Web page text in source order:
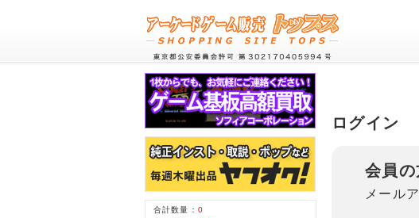
合計数量： 0
ログイン
会員の
メール